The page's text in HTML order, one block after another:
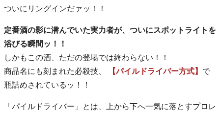
ついにリングインだァッ！！
定番酒の影に潜んでいた実力者が、ついにスポットライトを
浴びる瞬間ッ！！
しかもこの酒、ただの登場では終わらない！！
商品名にも刻まれた必殺技、
【パイルドライバー方式】 で
瓶詰めされているッ！！
「パイルドライバー」とは、上から下へ一気に落とすプロレ